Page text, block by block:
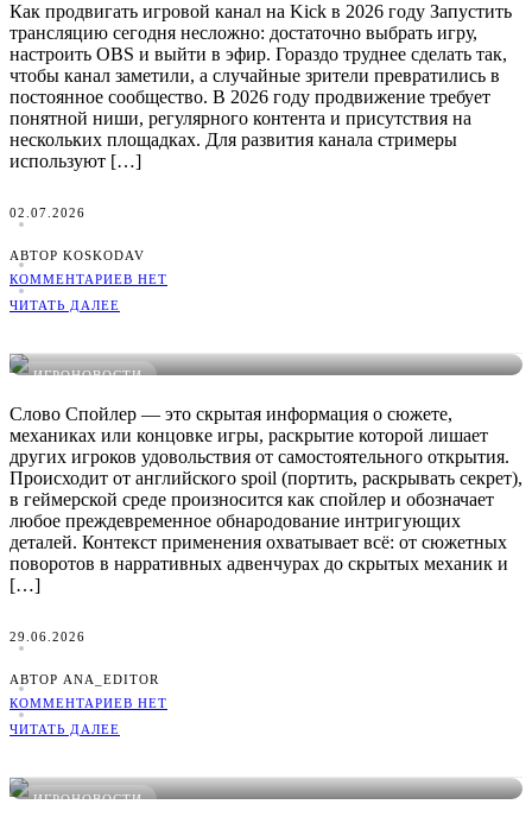
Как продвигать игровой канал на Kick в 2026 году Запустить
трансляцию сегодня несложно: достаточно выбрать игру,
настроить OBS и выйти в эфир. Гораздо труднее сделать так,
чтобы канал заметили, а случайные зрители превратились в
постоянное сообщество. В 2026 году продвижение требует
понятной ниши, регулярного контента и присутствия на
нескольких площадках. Для развития канала стримеры
используют […]
02.07.2026
АВТОР KOSKODAV
КОММЕНТАРИЕВ НЕТ
ЧИТАТЬ ДАЛЕЕ
ИГРОНОВОСТИ
Слово Спойлер — это скрытая информация о сюжете,
механиках или концовке игры, раскрытие которой лишает
других игроков удовольствия от самостоятельного открытия.
Происходит от английского spoil (портить, раскрывать секрет),
в геймерской среде произносится как спойлер и обозначает
любое преждевременное обнародование интригующих
деталей. Контекст применения охватывает всё: от сюжетных
поворотов в нарративных адвенчурах до скрытых механик и
[…]
29.06.2026
АВТОР ANA_EDITOR
КОММЕНТАРИЕВ НЕТ
ЧИТАТЬ ДАЛЕЕ
ИГРОНОВОСТИ